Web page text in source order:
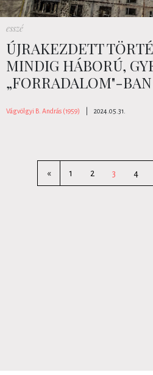
esszé
ÚJRAKEZDETT
MINDIG HÁBORÚ,
„FORRADALOM"-
Vágvölgyi B. András (1959) 2024.05.31.
« 1 2 3 4